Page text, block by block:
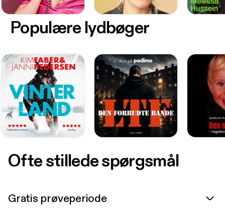
Populære lydbøger
Ofte stillede spørgsmål
Gratis prøveperiode